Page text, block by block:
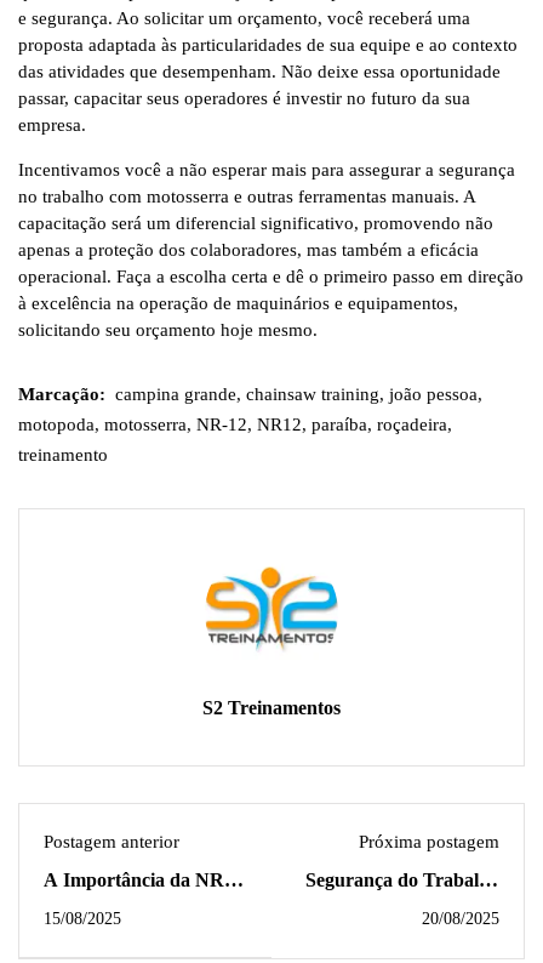
e segurança. Ao solicitar um orçamento, você receberá uma
proposta adaptada às particularidades de sua equipe e ao contexto
das atividades que desempenham. Não deixe essa oportunidade
passar, capacitar seus operadores é investir no futuro da sua
empresa.
Incentivamos você a não esperar mais para assegurar a segurança
no trabalho com motosserra e outras ferramentas manuais. A
capacitação será um diferencial significativo, promovendo não
apenas a proteção dos colaboradores, mas também a eficácia
operacional. Faça a escolha certa e dê o primeiro passo em direção
à excelência na operação de maquinários e equipamentos,
solicitando seu orçamento hoje mesmo.
Marcação: campina grande, chainsaw training, joão pessoa,
motopoda, motosserra, NR-12, NR12, paraíba, roçadeira,
treinamento
S2 Treinamentos
Postagem anterior
A Importância da NR
15/08/2025
Próxima postagem
Segurança do Trabalho
20/08/2025